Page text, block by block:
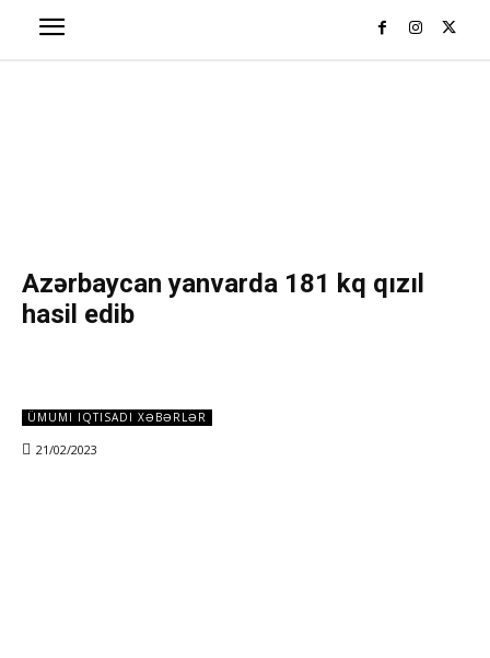
Azərbaycan yanvarda 181 kq qızıl
hasil edib
ÜMUMI IQTISADI XƏBƏRLƏR
21/02/2023